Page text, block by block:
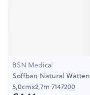
BSN Medical
Soffban Natural Watten
5,0cmx2,7m 7147200